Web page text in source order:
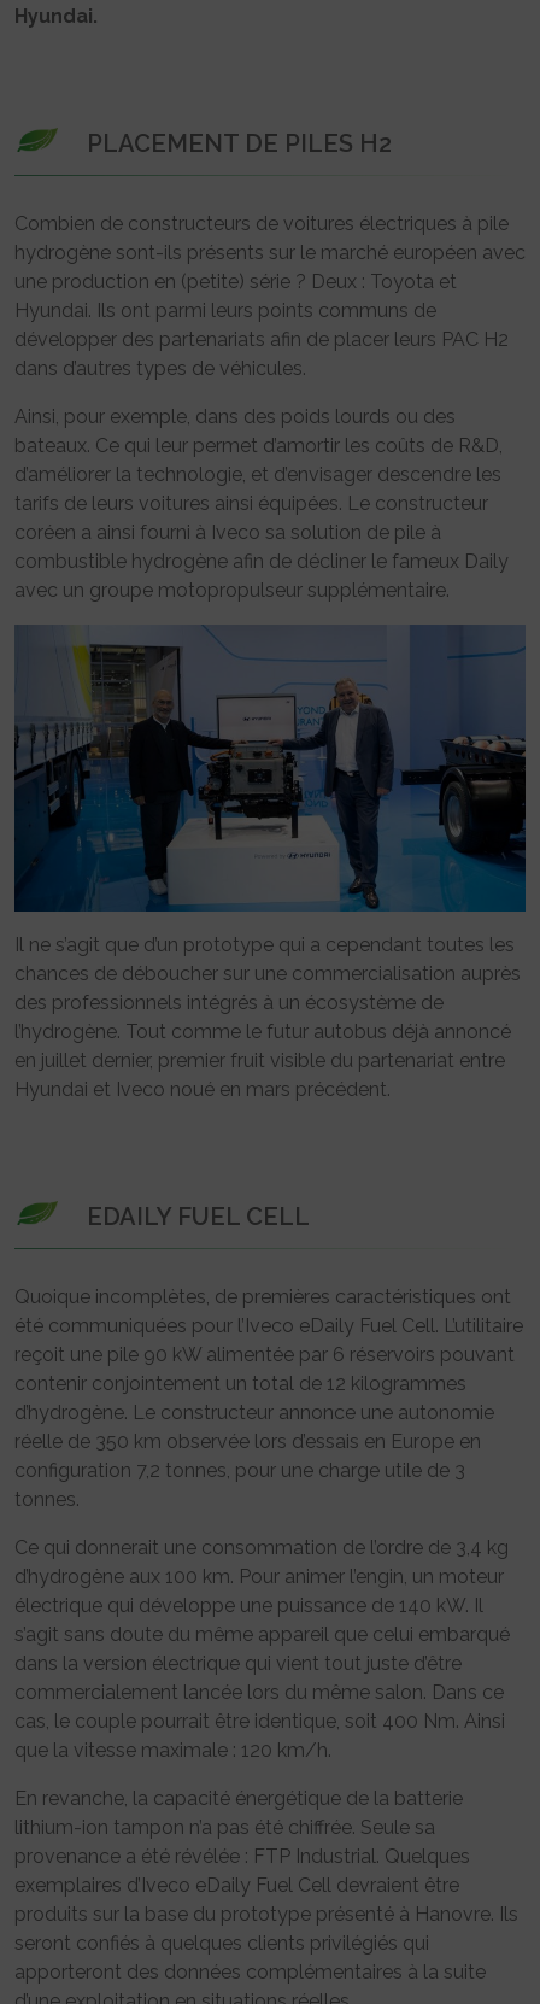
Hyundai.
PLACEMENT DE PILES H2
Combien de constructeurs de voitures électriques à pile
hydrogène sont-ils présents sur le marché européen avec
une production en (petite) série ? Deux : Toyota et
Hyundai. Ils ont parmi leurs points communs de
développer des partenariats afin de placer leurs PAC H2
dans d’autres types de véhicules.
Ainsi, pour exemple, dans des poids lourds ou des
bateaux. Ce qui leur permet d’amortir les coûts de R&D,
d’améliorer la technologie, et d’envisager descendre les
tarifs de leurs voitures ainsi équipées. Le constructeur
coréen a ainsi fourni à Iveco sa solution de pile à
combustible hydrogène afin de décliner le fameux Daily
avec un groupe motopropulseur supplémentaire.
Il ne s’agit que d’un prototype qui a cependant toutes les
chances de déboucher sur une commercialisation auprès
des professionnels intégrés à un écosystème de
l’hydrogène. Tout comme le futur autobus déjà annoncé
en juillet dernier, premier fruit visible du partenariat entre
Hyundai et Iveco noué en mars précédent.
EDAILY FUEL CELL
Quoique incomplètes, de premières caractéristiques ont
été communiquées pour l’Iveco eDaily Fuel Cell. L’utilitaire
reçoit une pile 90 kW alimentée par 6 réservoirs pouvant
contenir conjointement un total de 12 kilogrammes
d’hydrogène. Le constructeur annonce une autonomie
réelle de 350 km observée lors d’essais en Europe en
configuration 7,2 tonnes, pour une charge utile de 3
tonnes.
Ce qui donnerait une consommation de l’ordre de 3,4 kg
d’hydrogène aux 100 km. Pour animer l’engin, un moteur
électrique qui développe une puissance de 140 kW. Il
s’agit sans doute du même appareil que celui embarqué
dans la version électrique qui vient tout juste d’être
commercialement lancée lors du même salon. Dans ce
cas, le couple pourrait être identique, soit 400 Nm. Ainsi
que la vitesse maximale : 120 km/h.
En revanche, la capacité énergétique de la batterie
lithium-ion tampon n’a pas été chiffrée. Seule sa
provenance a été révélée : FTP Industrial. Quelques
exemplaires d’Iveco eDaily Fuel Cell devraient être
produits sur la base du prototype présenté à Hanovre. Ils
seront confiés à quelques clients privilégiés qui
apporteront des données complémentaires à la suite